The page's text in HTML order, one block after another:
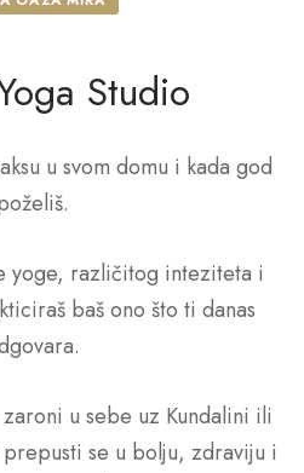
Studio
u svom domu i kada god
yoge, različitog inteziteta i
baš ono što ti danas
u sebe uz Kundalini ili
se u bolju, zdraviju i